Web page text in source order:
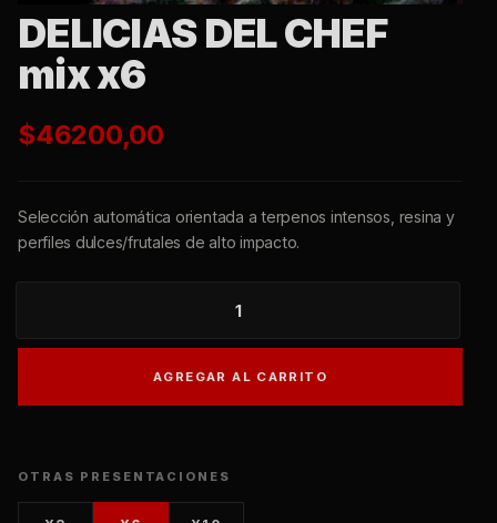
DELICIAS DEL CHEF
mix x6
$46200,00
Selección automática orientada a terpenos intensos, resina y
perfiles dulces/frutales de alto impacto.
AGREGAR AL CARRITO
OTRAS PRESENTACIONES